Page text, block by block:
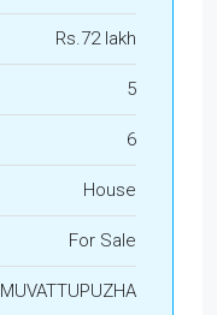
Rs.72 lakh
5
6
House
For Sale
MUVATTUPUZHA